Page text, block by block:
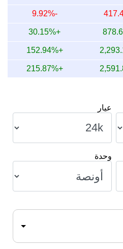
57.95
57,949.52
675.93
57.70
57,700.75
673.03
58.08
58,075.79
677.40
-9.92%
+30.15%
+152.94%
+215.87%
عيار
وحدة